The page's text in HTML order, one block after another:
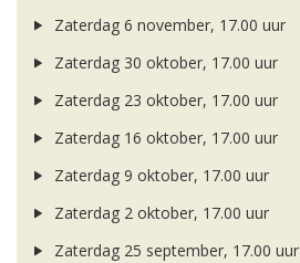
Zaterdag 6 november, 17.00 uur
Zaterdag 30 oktober, 17.00 uur
Zaterdag 23 oktober, 17.00 uur
Zaterdag 16 oktober, 17.00 uur
Zaterdag 9 oktober, 17.00 uur
Zaterdag 2 oktober, 17.00 uur
Zaterdag 25 september, 17.00 uur